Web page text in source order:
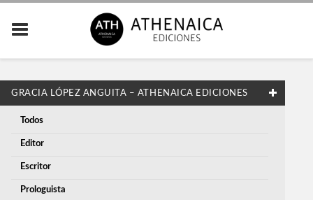
GRACIA LÓPEZ ANGUITA – ATHENAICA EDICIONES
Todos
Editor
Escritor
Prologuista